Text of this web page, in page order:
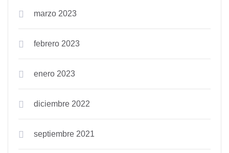
marzo 2023
febrero 2023
enero 2023
diciembre 2022
septiembre 2021